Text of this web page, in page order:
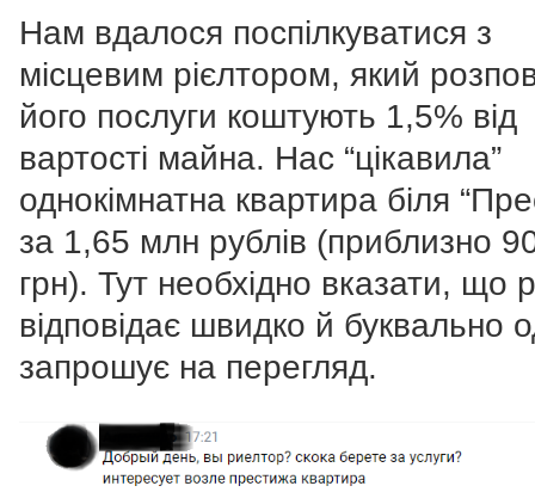
Нам вдалося поспілкуватися з
місцевим рієлтором, який
його послуги коштують 1,5% від
вартості майна. Нас “цікавила”
однокімнатна квартира біля
за 1,65 млн рублів (приблизно
грн). Тут необхідно вказати, що
відповідає швидко й буквально
запрошує на перегляд.